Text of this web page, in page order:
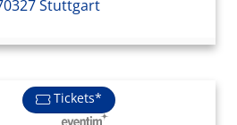
Stuttgart
Tickets*